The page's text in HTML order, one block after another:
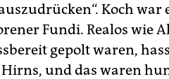
Koch
Fundi. Realos wie
gepolt waren,
und das waren